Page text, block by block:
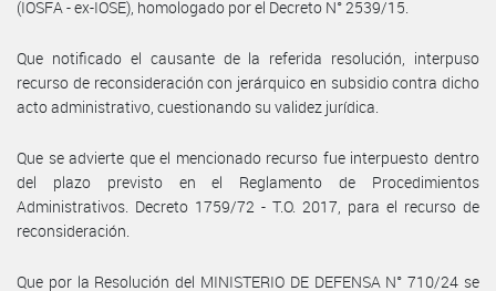
(IOSFA - ex-IOSE), homologado por el Decreto N° 2539/15.
Que notificado el causante de la referida resolución, interpuso
recurso de reconsideración con jerárquico en subsidio contra dicho
acto administrativo, cuestionando su validez jurídica.
Que se advierte que el mencionado recurso fue interpuesto dentro
del plazo previsto en el Reglamento de Procedimientos
Administrativos. Decreto 1759/72 - T.O. 2017, para el recurso de
reconsideración.
Que por la Resolución del MINISTERIO DE DEFENSA N° 710/24 se